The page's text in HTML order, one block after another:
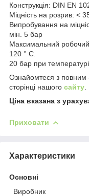
Конструкція: DIN EN
Міцність на розрив: <
Випробування на
мін. 5 бар
Максимальний
120 ° С.
20 бар при
Ознайомтеся з повним
сторінці нашого сайту
Ціна вказана з
Приховати
Характеристики
Основні
Виробник